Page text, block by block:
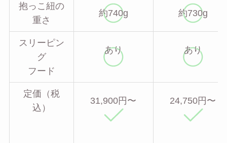
抱っこ紐の
重さ
約740g 約730g
スリーピン
グ
フード
あり あり
定価（税
込）
31,900円〜 24,750円〜